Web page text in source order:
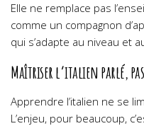
Elle ne remplace pas
comme un compagnon
qui s’adapte au niveau et
Maîtriser l’italien parlé,
Apprendre l’italien ne se
L’enjeu, pour beaucoup,